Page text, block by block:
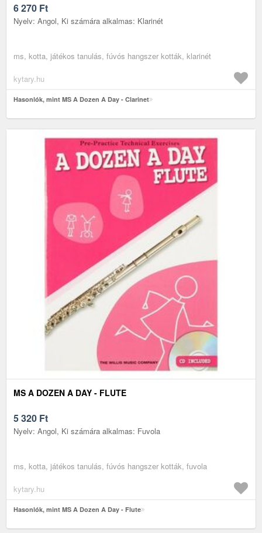
6 270 Ft
Nyelv: Angol, Ki számára alkalmas: Klarinét
ms, kotta, játékos tanulás, fúvós hangszer kották, klarinét
kytary.hu
Hasonlók, mint MS A Dozen A Day - Clarinet
MS A DOZEN A DAY - FLUTE
5 320 Ft
Nyelv: Angol, Ki számára alkalmas: Fuvola
ms, kotta, játékos tanulás, fúvós hangszer kották, fuvola
kytary.hu
Hasonlók, mint MS A Dozen A Day - Flute